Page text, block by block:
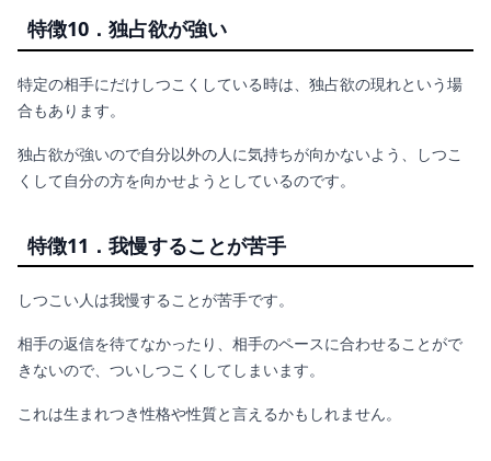
特徴10．独占欲が強い
特定の相手にだけしつこくしている時は、独占欲の現れという場
合もあります。
独占欲が強いので自分以外の人に気持ちが向かないよう、しつこ
くして自分の方を向かせようとしているのです。
特徴11．我慢することが苦手
しつこい人は我慢することが苦手です。
相手の返信を待てなかったり、相手のペースに合わせることがで
きないので、ついしつこくしてしまいます。
これは生まれつき性格や性質と言えるかもしれません。